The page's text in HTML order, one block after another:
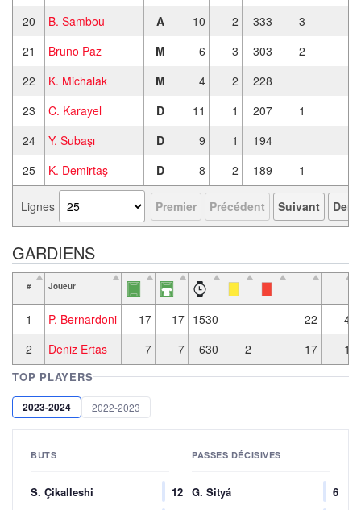
20
B. Sambou A 10 2 333
3
21
Bruno Paz M 6 3 303
2
22
K. Michalak M 4 2
228
23
C. Karayel D 11 1 207
1
24
Y. Subaşı D 9 1
194
25
K. Demirtaş D 8 2 189 1
Lignes Premier Précédent Suivant
GARDIENS
# Joueur
1 P. Bernardoni 17 17 1530 22
4
2
Deniz Ertas 7 7 630 2 17 1
TOP PLAYERS
2023-2024 2022-2023
BUTS
S. Çikalleshi
12
PASSES DÉCISIVES
G. Sityá
6